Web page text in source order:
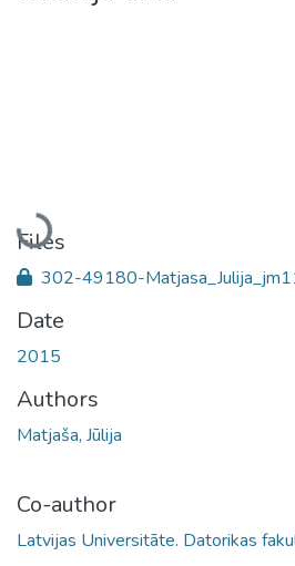
Loading...
Files
302-49180-
Date
2015
Authors
Matjaša, Jūlija
Co-author
Latvijas Universitāte. Datorikas